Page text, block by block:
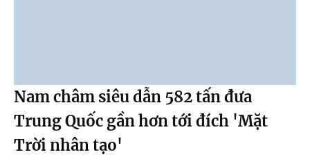
Nam châm siêu dẫn 582 tấn đưa
Trung Quốc gần hơn tới đích 'Mặt
Trời nhân tạo'